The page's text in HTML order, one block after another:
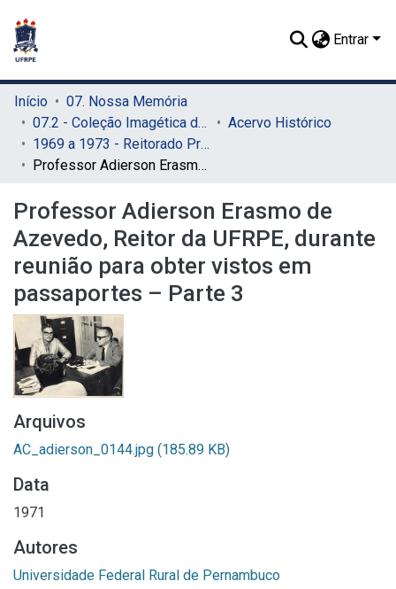
Entrar
Início
07. Nossa Memória
07.2 - Coleção Imagética do SIB
Acervo Histórico
1969 a 1973 - Reitorado Prof. Adierson Erasmo de Azevedo
Professor Adierson Erasmo de Azevedo, Reitor da UFRPE, durante reunião para obter vistos em passaportes – Parte 3
Professor Adierson Erasmo de
Azevedo, Reitor da UFRPE, durante
reunião para obter vistos em
passaportes – Parte 3
Arquivos
AC_adierson_0144.jpg (185.89 KB)
Data
1971
Autores
Universidade Federal Rural de Pernambuco